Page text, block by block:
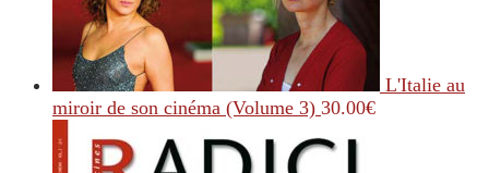
L'Italie au
miroir de son cinéma (Volume 3) 30.00€